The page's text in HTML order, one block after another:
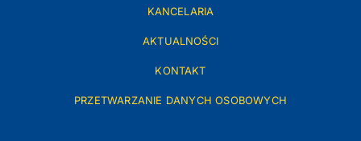
KANCELARIA
AKTUALNOŚCI
KONTAKT
PRZETWARZANIE DANYCH OSOBOWYCH